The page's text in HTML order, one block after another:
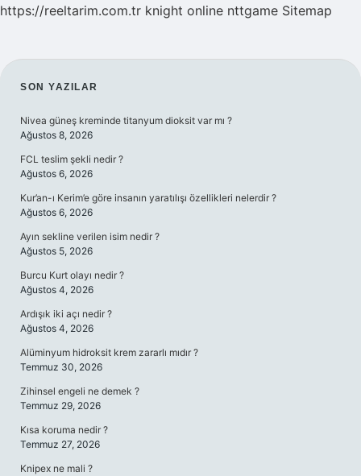
https://reeltarim.com.tr knight online nttgame Sitemap
SIDEBAR
SON YAZILAR
Nivea güneş kreminde titanyum dioksit var mı ?
Ağustos 8, 2026
FCL teslim şekli nedir ?
Ağustos 6, 2026
Kur’an-ı Kerim’e göre insanın yaratılışı özellikleri nelerdir ?
Ağustos 6, 2026
Ayın sekline verilen isim nedir ?
Ağustos 5, 2026
Burcu Kurt olayı nedir ?
Ağustos 4, 2026
Ardışık iki açı nedir ?
Ağustos 4, 2026
Alüminyum hidroksit krem zararlı mıdır ?
Temmuz 30, 2026
Zihinsel engeli ne demek ?
Temmuz 29, 2026
Kısa koruma nedir ?
Temmuz 27, 2026
Knipex ne mali ?